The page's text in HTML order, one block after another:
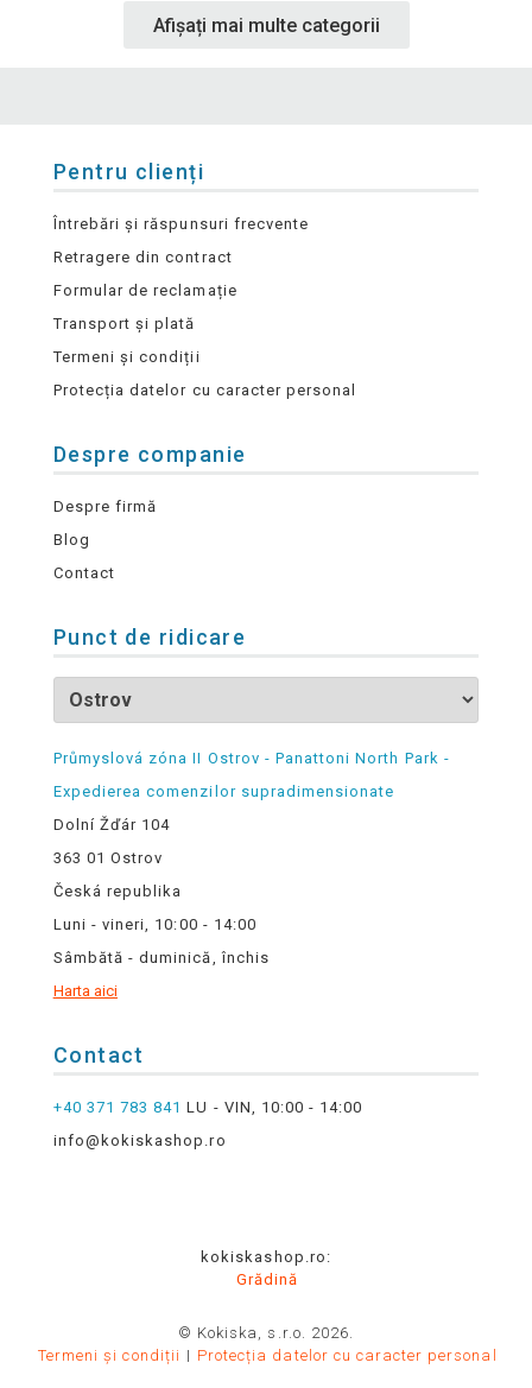
Afișați mai multe categorii
Pentru clienți
Întrebări și răspunsuri frecvente
Retragere din contract
Formular de reclamație
Transport și plată
Termeni și condiții
Protecția datelor cu caracter personal
Despre companie
Despre firmă
Blog
Contact
Punct de ridicare
Průmyslová zóna II Ostrov - Panattoni North Park -
Expedierea comenzilor supradimensionate
Dolní Žďár 104
363 01 Ostrov
Česká republika
Luni - vineri, 10:00 - 14:00
Sâmbătă - duminică, închis
Harta aici
Contact
+40 371 783 841 LU - VIN, 10:00 - 14:00
info@kokiskashop.ro
kokiskashop.ro:
Grădină
© Kokiska, s.r.o. 2026.
Termeni și condiții
Protecția datelor cu caracter personal